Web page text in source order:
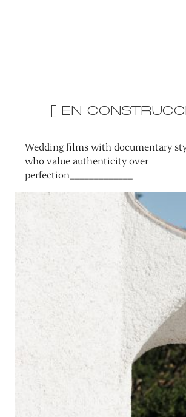
[ EN
Wedding films with documentary
who value authenticity over
perfection_____________